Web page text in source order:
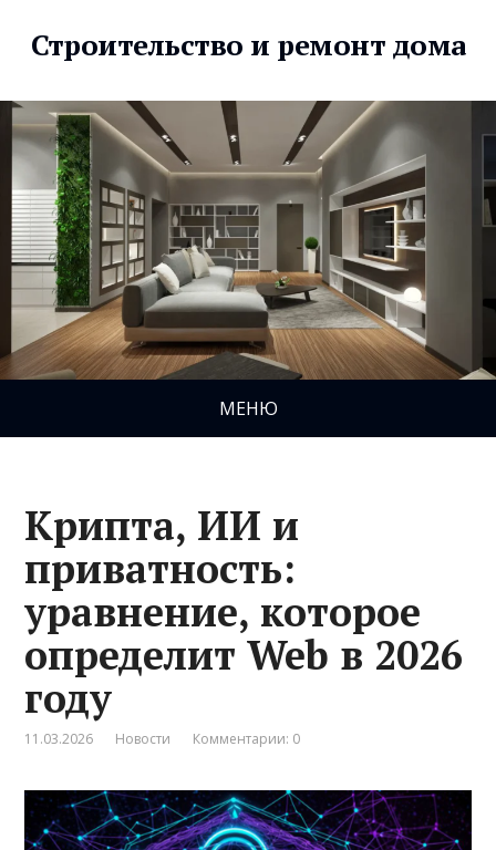
Строительство и ремонт дома
МЕНЮ
Крипта, ИИ и
приватность:
уравнение, которое
определит Web в 2026
году
11.03.2026 Новости Комментарии: 0